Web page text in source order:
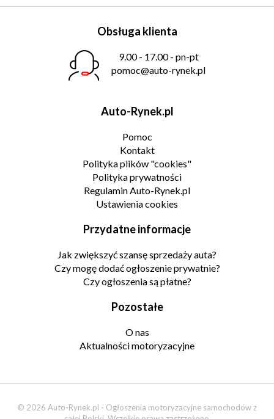
Obsługa klienta
9.00 - 17.00 - pn-pt
pomoc@auto-rynek.pl
Auto-Rynek.pl
Pomoc
Kontakt
Polityka plików "cookies"
Polityka prywatności
Regulamin Auto-Rynek.pl
Ustawienia cookies
Przydatne informacje
Jak zwiększyć szansę sprzedaży auta?
Czy mogę dodać ogłoszenie prywatnie?
Czy ogłoszenia są płatne?
Pozostałe
O nas
Aktualności motoryzacyjne
© 2026 Auto-Rynek.pl - Ogłoszenia motoryzacyjne samochodów z